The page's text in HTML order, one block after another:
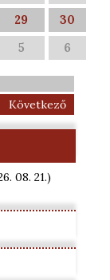
29
30
5 6
Következő
08. 21.)